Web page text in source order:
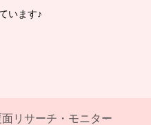
います♪
面リサーチ・モニター